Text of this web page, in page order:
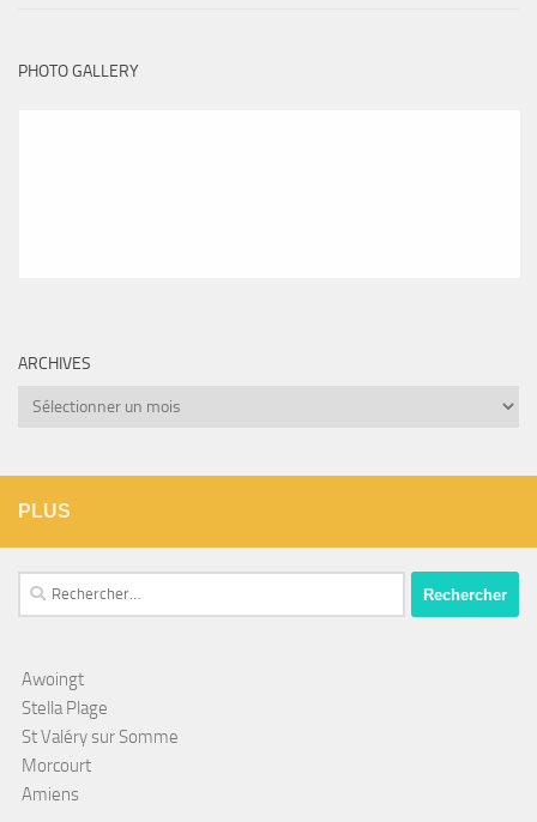
PHOTO GALLERY
ARCHIVES
Archives
PLUS
Rechercher :
Awoingt
Stella Plage
St Valéry sur Somme
Morcourt
Amiens